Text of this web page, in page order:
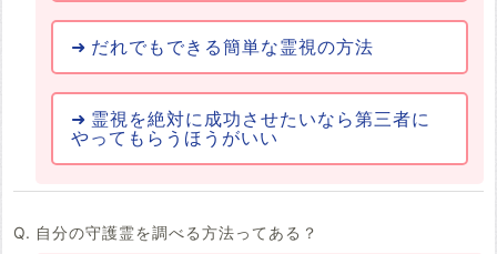
だれでもできる簡単な霊視の方法
霊視を絶対に成功させたいなら第三者に
やってもらうほうがいい
自分の守護霊を調べる方法ってある？